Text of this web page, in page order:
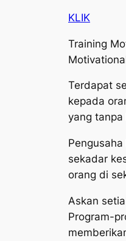
KLIK
Training
Terdapat
kepada
yang tanpa
sekadar
orang di
Askan
Program-